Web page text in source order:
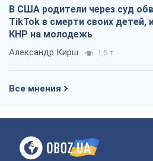
В США родители через суд
TikTok в смерти своих детей,
КНР на молодежь
Александр Кирш 1,5 т.
Все мнения